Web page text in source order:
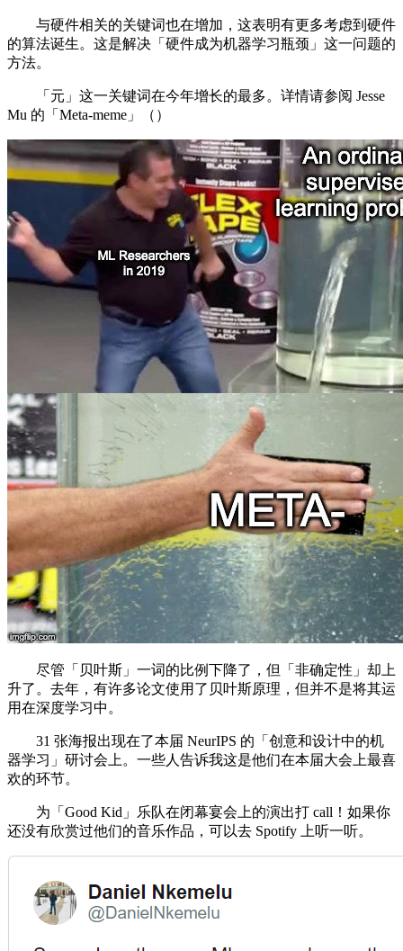
与硬件相关的关键词也在增加，这表明有更多考虑到硬件
的算法诞生。这是解决「硬件成为机器学习瓶颈」这一问题的
方法。
「元」这一关键词在今年增长的最多。详情请参阅 Jesse
Mu 的「Meta-meme」（）
尽管「贝叶斯」一词的比例下降了，但「非确定性」却上
升了。去年，有许多论文使用了贝叶斯原理，但并不是将其运
用在深度学习中。
31 张海报出现在了本届 NeurIPS 的「创意和设计中的机
器学习」研讨会上。一些人告诉我这是他们在本届大会上最喜
欢的环节。
为「Good Kid」乐队在闭幕宴会上的演出打 call！如果你
还没有欣赏过他们的音乐作品，可以去 Spotify 上听一听。